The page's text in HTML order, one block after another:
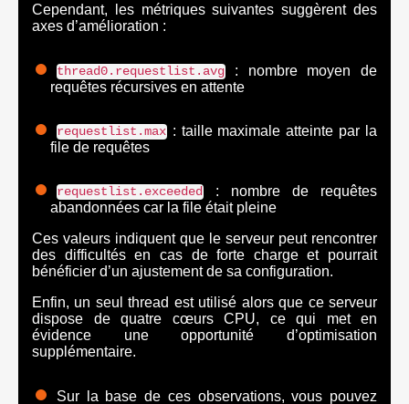
Cependant, les métriques suivantes suggèrent des
axes d’amélioration :
thread0.requestlist.avg: nombre moyen de
requêtes récursives en attente
requestlist.max: taille maximale atteinte par la
file de requêtes
requestlist.exceeded: nombre de requêtes
abandonnées car la file était pleine
Ces valeurs indiquent que le serveur peut rencontrer
des difficultés en cas de forte charge et pourrait
bénéficier d’un ajustement de sa configuration.
Enfin, un seul thread est utilisé alors que ce serveur
dispose de quatre cœurs CPU, ce qui met en
évidence une opportunité d’optimisation
supplémentaire.
Sur la base de ces observations, vous pouvez